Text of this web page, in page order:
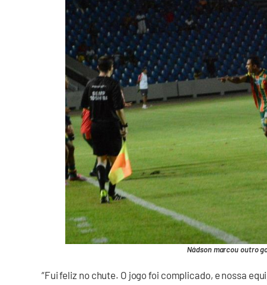
Nádson marcou outro
“Fui feliz no chute. O jogo foi complicado, e nossa